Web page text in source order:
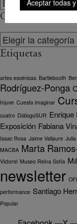
Categorías
Categorías
Etiquetas
artes escénicas Bartlebooth
Rodríguez-Ponga
Injuve Cuesta imaginar
cuatro DiálogoSUR Enrique
Exposición Fabiana
Isaac Rosa Jaime Vallaure
MACBA Marta
Victorel Museo Reina Sofía
newsletter
performance Santiago
Popular
Aceptar todas